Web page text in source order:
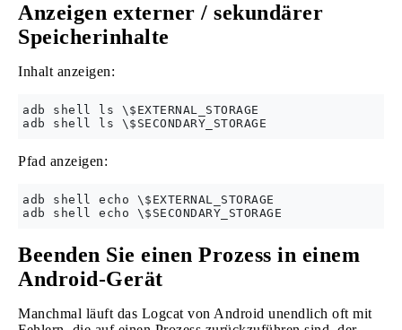
Anzeigen externer / sekundärer
Speicherinhalte
Inhalt anzeigen:
adb shell ls \$EXTERNAL_STORAGE
Pfad anzeigen:
adb shell echo \$EXTERNAL_STORAGE
Beenden Sie einen Prozess in einem
Android-Gerät
Manchmal läuft das Logcat von Android unendlich oft mit